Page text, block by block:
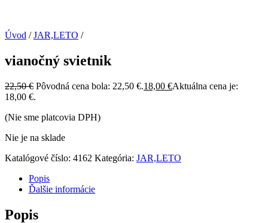
Úvod /JAR,LETO /
vianočný svietnik
22,50€ Pôvodná cena bola: 22,50 €.18,00 €Aktuálna cena je:
18,00 €.
(Nie sme platcovia DPH)
Nie je na sklade
Katalógové číslo: 4162 Kategória: JAR,LETO
Popis
Ďalšie informácie
Popis